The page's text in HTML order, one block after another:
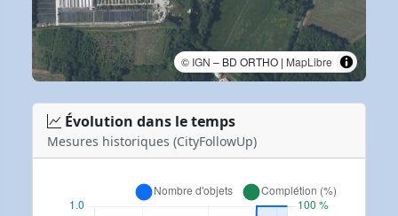
© IGN – BD ORTHO | MapLibre
Évolution dans le temps
Mesures historiques (CityFollowUp)